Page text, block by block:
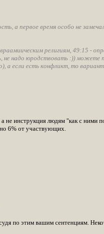
а первое время особо не
религиям, 49:15 -
не надо юродствовать :))
а если есть конфликт, то
не инструкция людям "как с ними
6% от участвующих.
по этим вашим сентенциям.